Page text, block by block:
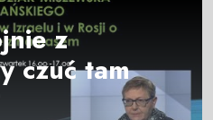
z
czuć tam